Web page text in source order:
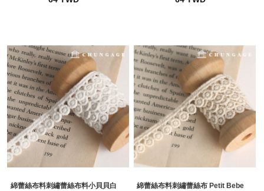
綿蕾絲布料刺繡蕾絲布料小貝貝白
綿蕾絲布料刺繡蕾絲布 Petit Bebe